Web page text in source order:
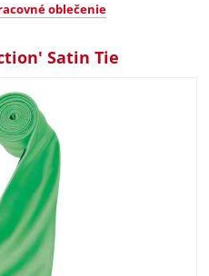
oblečenie
Satin Tie